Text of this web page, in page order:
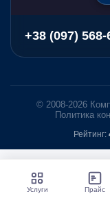
+38 (097) 568-
© 2008-2026
Политика
Рейтинг:
Услуги Прайс